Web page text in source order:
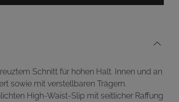
Schnitt für hohen Halt. Innen und an
sowie mit verstellbaren Trägern.
High-Waist-Slip mit seitlicher Raffung